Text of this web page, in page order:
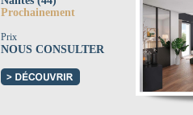
Prochainement
Prix
NOUS CONSULTER